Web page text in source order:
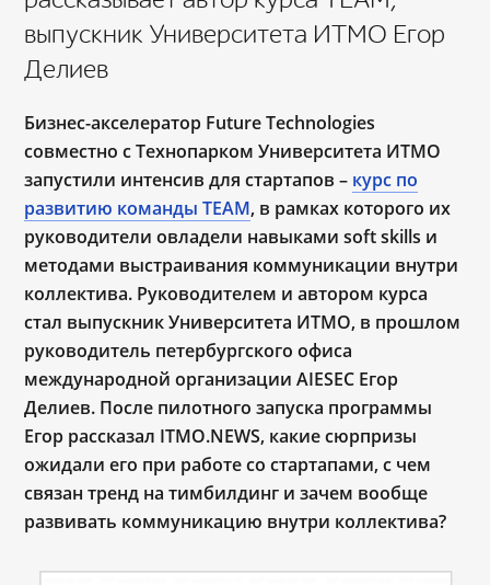
выпускник Университета ИТМО Егор
Делиев
Бизнес-акселератор Future Technologies
совместно с Технопарком Университета ИТМО
запустили интенсив для стартапов– курс по
развитию команды TEAM, в рамках которого их
руководители овладели навыками soft skills и
методами выстраивания коммуникации внутри
коллектива. Руководителем и автором курса
стал выпускник Университета ИТМО, в прошлом
руководитель петербургского офиса
международной организации AIESEC Егор
Делиев. После пилотного запуска программы
Егор рассказал ITMO.NEWS, какие сюрпризы
ожидали его при работе со стартапами, с чем
связан тренд на тимбилдинг и зачем вообще
развивать коммуникацию внутри коллектива?